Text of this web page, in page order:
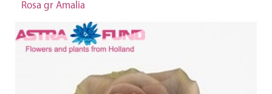
Rosa gr Amalia